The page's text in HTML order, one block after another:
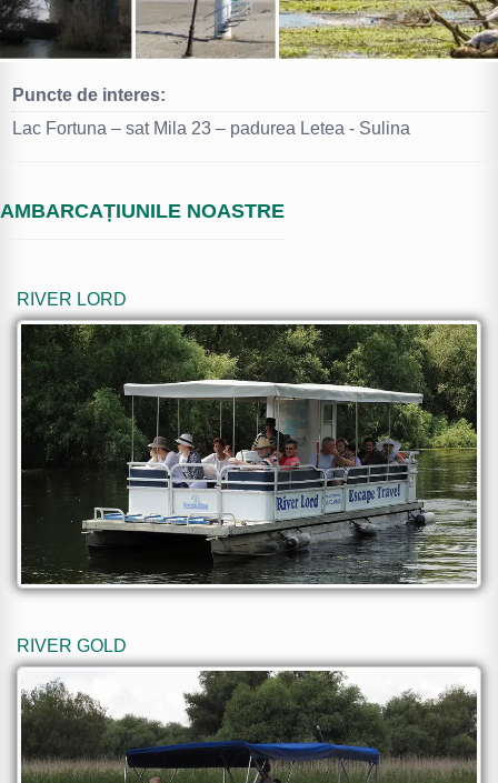
Puncte de interes:
Lac Fortuna – sat Mila 23 – padurea Letea - Sulina
AMBARCAȚIUNILE NOASTRE
RIVER LORD
RIVER GOLD